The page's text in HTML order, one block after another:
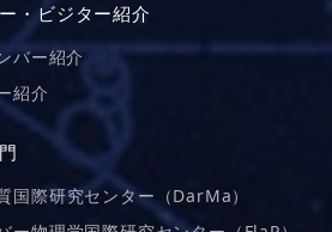
・ビジター紹介
バー紹介
紹介
国際研究センター（DarMa）